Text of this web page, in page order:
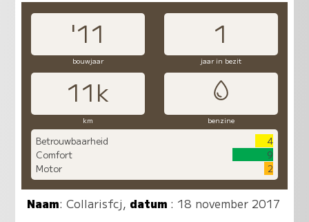
'11 1
bouwjaar jaar in bezit
11k
km benzine
Betrouwbaarheid
4
Comfort
9
Motor
2
Naam:Collarisfcj, datum : 18 november 2017